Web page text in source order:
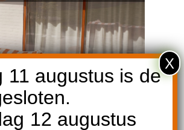
11 augustus is de
12 augustus
X